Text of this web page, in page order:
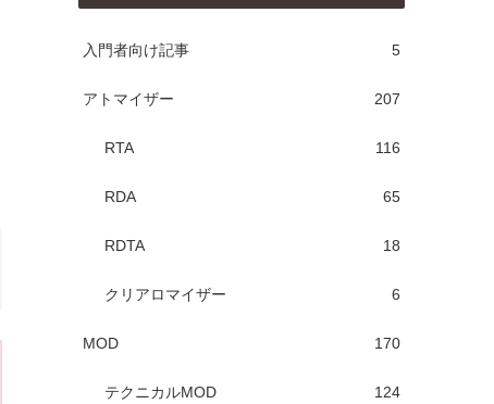
入門者向け記事 5
アトマイザー 207
RTA 116
RDA 65
RDTA 18
クリアロマイザー 6
MOD 170
テクニカルMOD 124